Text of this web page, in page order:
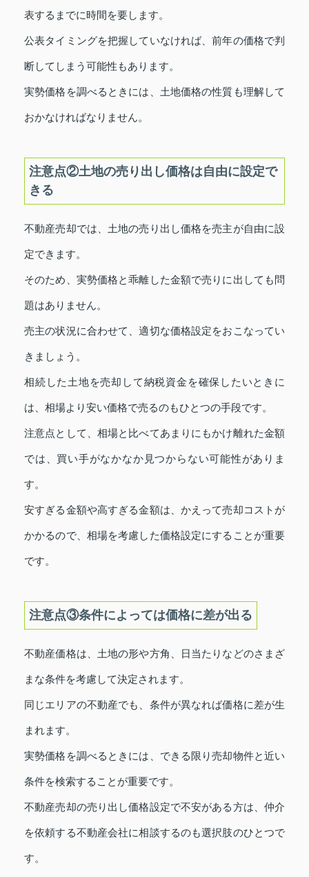
表するまでに時間を要します。
公表タイミングを把握していなければ、前年の価格で判
断してしまう可能性もあります。
実勢価格を調べるときには、土地価格の性質も理解して
おかなければなりません。
注意点②土地の売り出し価格は自由に設定で
きる
不動産売却では、土地の売り出し価格を売主が自由に設
定できます。
そのため、実勢価格と乖離した金額で売りに出しても問
題はありません。
売主の状況に合わせて、適切な価格設定をおこなってい
きましょう。
相続した土地を売却して納税資金を確保したいときに
は、相場より安い価格で売るのもひとつの手段です。
注意点として、相場と比べてあまりにもかけ離れた金額
では、買い手がなかなか見つからない可能性がありま
す。
安すぎる金額や高すぎる金額は、かえって売却コストが
かかるので、相場を考慮した価格設定にすることが重要
です。
注意点③条件によっては価格に差が出る
不動産価格は、土地の形や方角、日当たりなどのさまざ
まな条件を考慮して決定されます。
同じエリアの不動産でも、条件が異なれば価格に差が生
まれます。
実勢価格を調べるときには、できる限り売却物件と近い
条件を検索することが重要です。
不動産売却の売り出し価格設定で不安がある方は、仲介
を依頼する不動産会社に相談するのも選択肢のひとつで
す。